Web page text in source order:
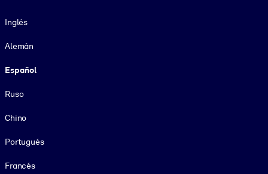
Inglés
Alemán
Español
Ruso
Chino
Portugués
Francés